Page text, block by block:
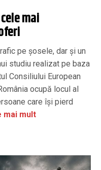
mai
pe șosele, dar și un
studiu realizat pe baza
Consiliului European
ocupă locul al
care își pierd
mai mult